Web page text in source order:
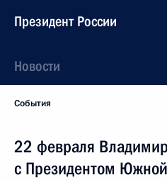
Президент России
Новости
События
22 февраля Владимир
с Президентом